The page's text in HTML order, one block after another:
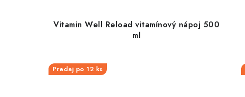
Vitamin Well Reload vitamínový nápoj 500
ml
Predaj po 12 ks